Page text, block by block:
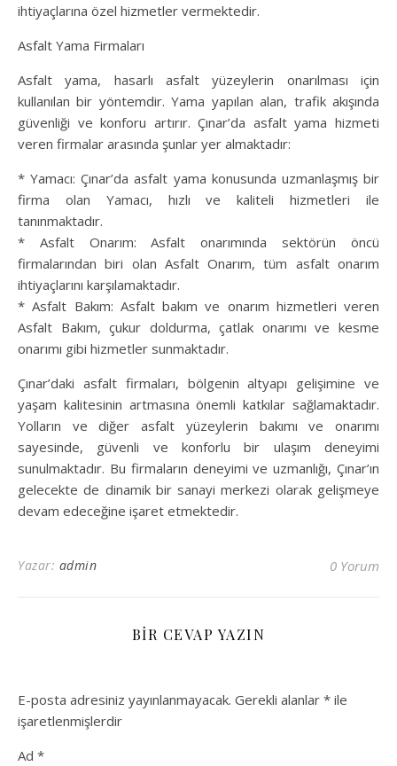
ihtiyaçlarına özel hizmetler vermektedir.
Asfalt Yama Firmaları
Asfalt yama, hasarlı asfalt yüzeylerin onarılması için
kullanılan bir yöntemdir. Yama yapılan alan, trafik akışında
güvenliği ve konforu artırır. Çınar’da asfalt yama hizmeti
veren firmalar arasında şunlar yer almaktadır:
* Yamacı: Çınar’da asfalt yama konusunda uzmanlaşmış bir
firma olan Yamacı, hızlı ve kaliteli hizmetleri ile
tanınmaktadır.
* Asfalt Onarım: Asfalt onarımında sektörün öncü
firmalarından biri olan Asfalt Onarım, tüm asfalt onarım
ihtiyaçlarını karşılamaktadır.
* Asfalt Bakım: Asfalt bakım ve onarım hizmetleri veren
Asfalt Bakım, çukur doldurma, çatlak onarımı ve kesme
onarımı gibi hizmetler sunmaktadır.
Çınar’daki asfalt firmaları, bölgenin altyapı gelişimine ve
yaşam kalitesinin artmasına önemli katkılar sağlamaktadır.
Yolların ve diğer asfalt yüzeylerin bakımı ve onarımı
sayesinde, güvenli ve konforlu bir ulaşım deneyimi
sunulmaktadır. Bu firmaların deneyimi ve uzmanlığı, Çınar’ın
gelecekte de dinamik bir sanayi merkezi olarak gelişmeye
devam edeceğine işaret etmektedir.
Yazar: admin 0 Yorum
BIR CEVAP YAZIN
E-posta adresiniz yayınlanmayacak. Gerekli alanlar * ile
işaretlenmişlerdir
Ad *